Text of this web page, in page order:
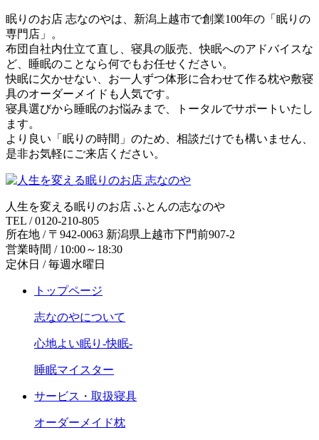
眠りのお店 志なのやは、新潟上越市で創業100年の「眠りの
専門店」。
布団自社内仕立て直し、寝具の販売、快眠へのアドバイスな
ど、睡眠のことなら何でもお任せください。
快眠に欠かせない、お一人ずつ体形に合わせて作る枕や敷寝
具のオーダーメイドも人気です。
寝具選びから睡眠のお悩みまで、トータルでサポートいたし
ます。
より良い「眠りの時間」のため、相談だけでも構いません、
是非お気軽にご来店ください。
人生を変える眠りのお店 ふとんの志なのや
TEL / 0120-210-805
所在地 / 〒942-0063 新潟県上越市下門前907-2
営業時間 / 10:00～18:30
定休日 / 毎週水曜日
トップページ
志なのやについて
心地よい眠り-快眠-
睡眠マイスター
サービス・取扱寝具
オーダーメイド枕